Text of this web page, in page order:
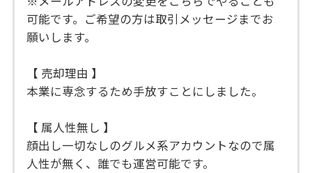
可能です。ご希望の方は取引メッセージまでお
願いします。
【 売却理由 】
本業に専念するため手放すことにしました。
【 属人性無し 】
顔出し一切なしのグルメ系アカウントなので属
人性が無く、誰でも運営可能です。